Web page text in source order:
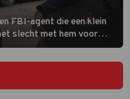
FBI-agent die een klein
slecht met hem voor